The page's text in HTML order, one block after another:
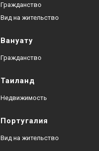
Гражданство
Вид на жительство
Вануату
Гражданство
Таиланд
Недвижимость
Португалия
Вид на жительство